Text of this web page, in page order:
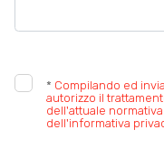
* Compilando ed
autorizzo il
dell'attuale
dell'informativa